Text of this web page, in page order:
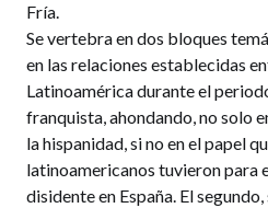
Fría.
Se vertebra en dos bloques
en las relaciones establecidas
Latinoamérica durante el
franquista, ahondando, no solo
la hispanidad, si no en el papel
latinoamericanos tuvieron para
disidente en España. El